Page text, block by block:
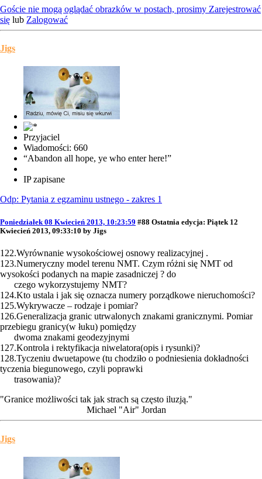
Goście nie mogą oglądać obrazków w postach, prosimy Zarejestrować
się lub Zalogować
Jigs
Przyjaciel
Wiadomości: 660
“Abandon all hope, ye who enter here!”
IP zapisane
Odp: Pytania z egzaminu ustnego - zakres 1
Poniedziałek 08 Kwiecień 2013, 10:23:59 #88 Ostatnia edycja: Piątek 12
Kwiecień 2013, 09:33:10 by Jigs
122.Wyrównanie wysokościowej osnowy realizacyjnej .
123.Numeryczny model terenu NMT. Czym różni się NMT od
wysokości podanych na mapie zasadniczej ? do
czego wykorzystujemy NMT?
124.Kto ustala i jak się oznacza numery porządkowe nieruchomości?
125.Wykrywacze – rodzaje i pomiar?
126.Generalizacja granic utrwalonych znakami granicznymi. Pomiar
przebiegu granicy(w łuku) pomiędzy
dwoma znakami geodezyjnymi
127.Kontrola i rektyfikacja niwelatora(opis i rysunki)?
128.Tyczeniu dwuetapowe (tu chodziło o podniesienia dokładności
tyczenia biegunowego, czyli poprawki
trasowania)?
"Granice możliwości tak jak strach są często iluzją."
Michael "Air" Jordan
Jigs